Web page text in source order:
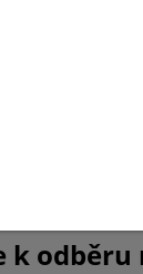
k